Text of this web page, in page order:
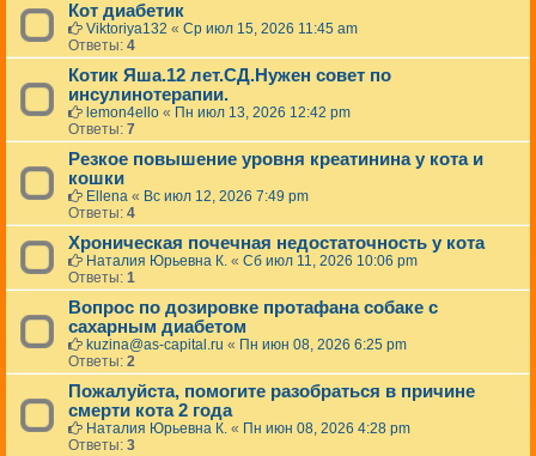
н
у
ю
е
м
у
п
у
п
и
и
ж
л
б
ы
Кот диабетик
Viktoriya132 « Ср июл 15, 2026 11:45 am
Ответы: 4
Котик Яша.12 лет.СД.Нужен совет по
инсулинотерапии.
lemon4ello « Пн июл 13, 2026 12:42 pm
Ответы: 7
Резкое повышение уровня креатинина у кота и
кошки
Ellena « Вс июл 12, 2026 7:49 pm
Ответы: 4
Хроническая почечная недостаточность у кота
Наталия Юрьевна К. « Сб июл 11, 2026 10:06 pm
Ответы: 1
Вопрос по дозировке протафана собаке с
сахарным диабетом
kuzina@as-capital.ru « Пн июн 08, 2026 6:25 pm
Ответы: 2
Пожалуйста, помогите разобраться в причине
смерти кота 2 года
Наталия Юрьевна К. « Пн июн 08, 2026 4:28 pm
Ответы: 3